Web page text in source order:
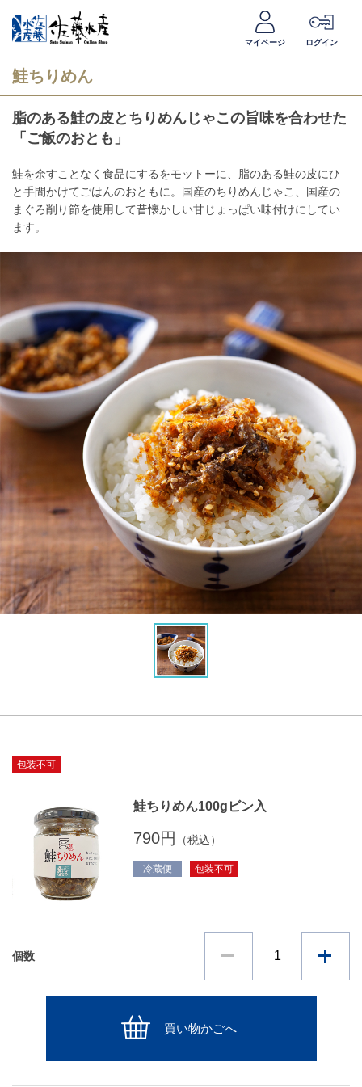
マイページ ログイン
鮭ちりめん
脂のある鮭の皮とちりめんじゃこの旨味を合わせた
「ご飯のおとも」
鮭を余すことなく食品にするをモットーに、脂のある鮭の皮にひ
と手間かけてごはんのおともに。国産のちりめんじゃこ、国産の
まぐろ削り節を使用して昔懐かしい甘じょっぱい味付けにしてい
ます。
包装不可
鮭ちりめん100gビン入
790円 （税込）
冷蔵便 包装不可
個数
買い物かごへ